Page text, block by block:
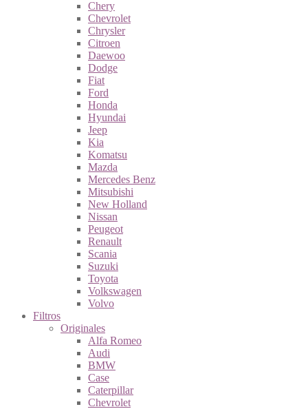
Chery
Chevrolet
Chrysler
Citroen
Daewoo
Dodge
Fiat
Ford
Honda
Hyundai
Jeep
Kia
Komatsu
Mazda
Mercedes Benz
Mitsubishi
New Holland
Nissan
Peugeot
Renault
Scania
Suzuki
Toyota
Volkswagen
Volvo
Filtros
Originales
Alfa Romeo
Audi
BMW
Case
Caterpillar
Chevrolet